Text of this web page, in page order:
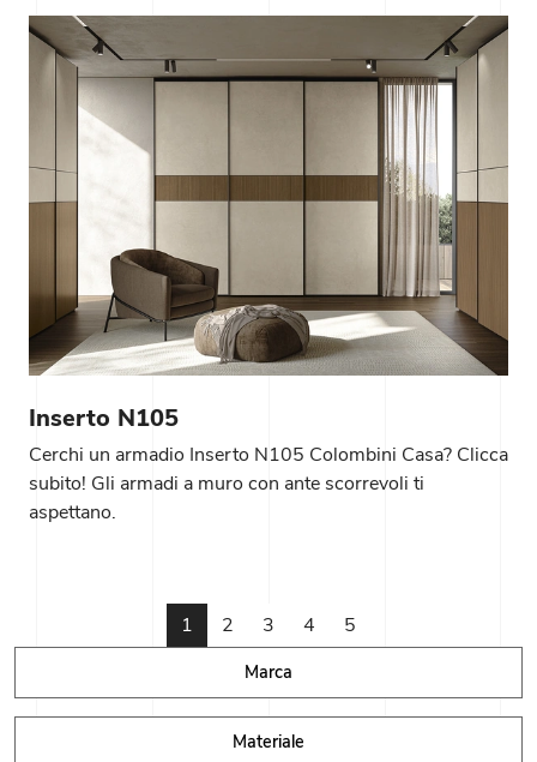
Inserto N105
Cerchi un armadio Inserto N105 Colombini Casa? Clicca
subito! Gli armadi a muro con ante scorrevoli ti
aspettano.
1 2 3 4 5
Marca
Materiale